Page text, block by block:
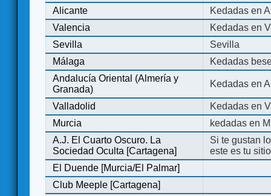
Alicante
Kedadas en
Valencia
Kedadas en
Sevilla
Sevilla
Málaga
Kedadas
Andalucía Oriental (Almería y
Granada)
Kedadas en
Valladolid
Kedadas en
Murcia
kedadas en
A.J. El Cuarto Oscuro. La
Sociedad Oculta [Cartagena]
Si te gustan
este es tu
El Duende [Murcia/El Palmar]
Club Meeple [Cartagena]